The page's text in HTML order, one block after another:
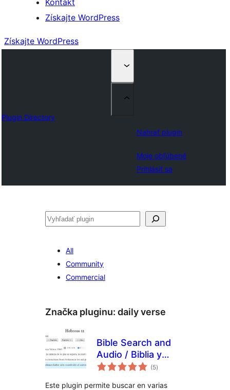
Kontakt
Získajte WordPress
Získajte WordPress
Plugin Directory
Nahrať plugin
Moje obľúbené
Prihlásiť sa
Hľadať
All
Community
Commercial
Značka pluginu: daily verse
Bible Search and
Audio / Biblia y
Concordancia con
(5celkové
hodnotenie
)
Este plugin permite buscar en varias